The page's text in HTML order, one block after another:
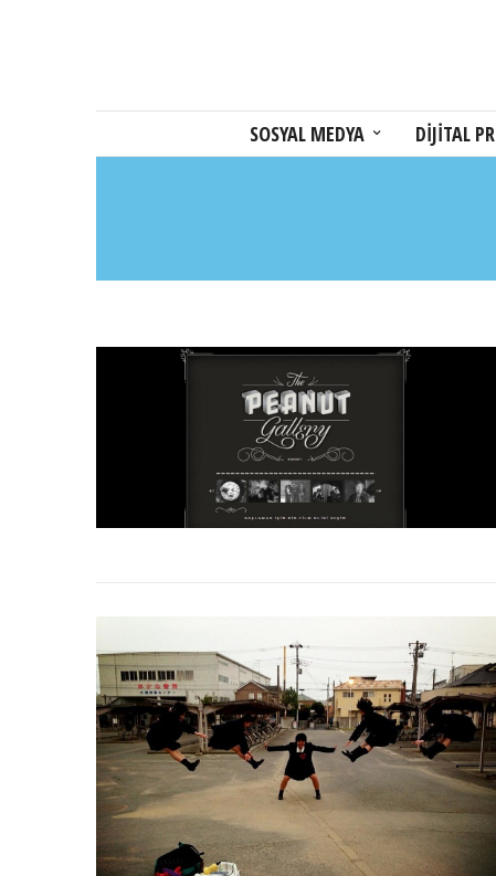
SOSYAL MEDYA DİJİTAL PR